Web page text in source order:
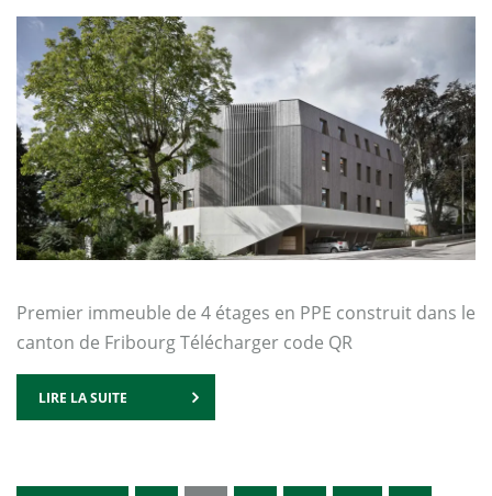
Premier immeuble de 4 étages en PPE construit dans le
canton de Fribourg Télécharger code QR
LIRE LA SUITE